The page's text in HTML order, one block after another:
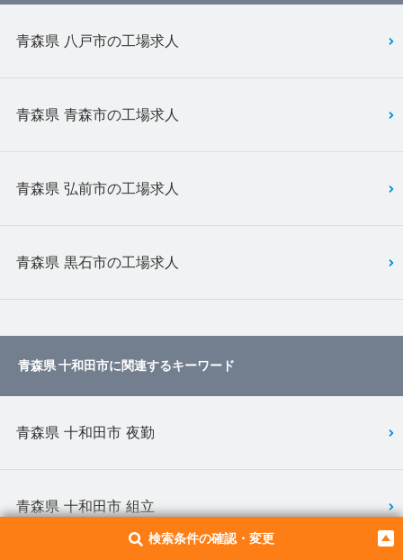
検索条件の確認・変更
青森県 八戸市の工場求人
青森県 青森市の工場求人
青森県 弘前市の工場求人
青森県 黒石市の工場求人
青森県 十和田市に関連するキーワード
青森県 十和田市 夜勤
青森県 十和田市 組立